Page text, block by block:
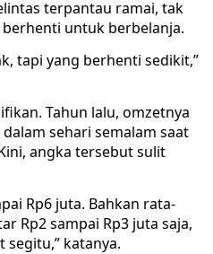
terpantau ramai, tak
untuk berbelanja.
tapi yang berhenti sedikit,”
Tahun lalu, omzetnya
sehari semalam saat
angka tersebut sulit
Rp6 juta. Bahkan rata-
Rp2 sampai Rp3 juta saja,
katanya.